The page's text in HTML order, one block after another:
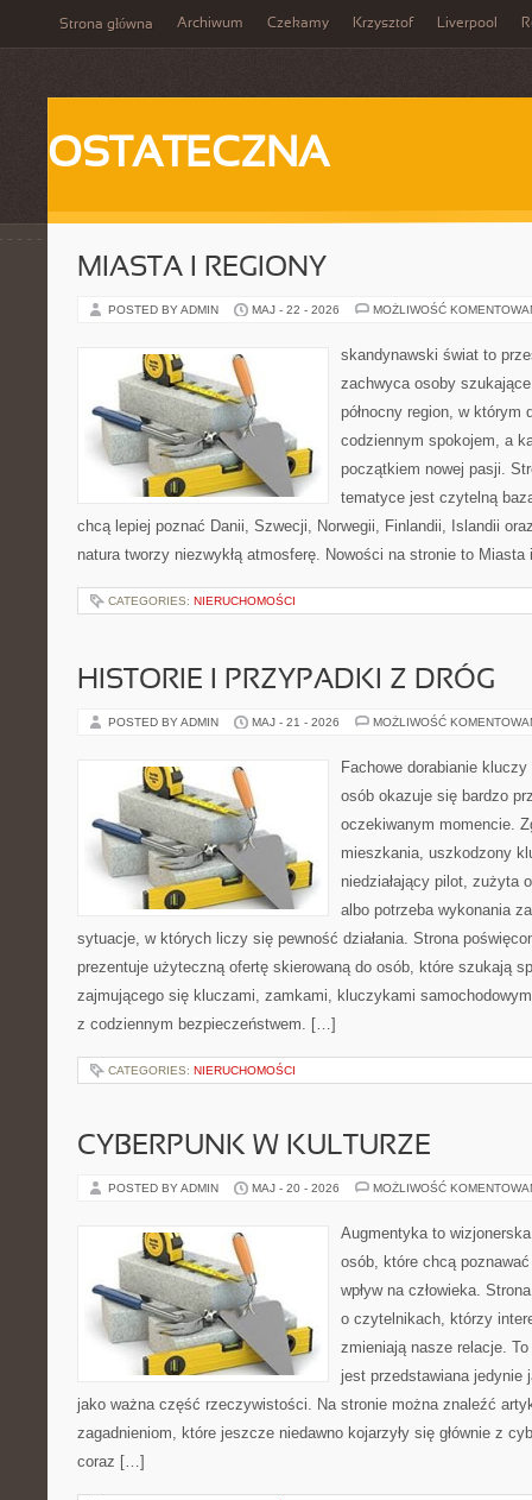
Strona główna Archiwum Czekamy Krzysztof Liverpool
OSTATECZNA
MIASTA I REGIONY
POSTED BY ADMIN MAJ - 22 - 2026 MOŻLIWOŚĆ
skandynawski świat to
zachwyca osoby
północny region, w
codziennym spokojem, a
początkiem nowej pasji.
tematyce jest czytelną
chcą lepiej poznać Danii, Szwecji, Norwegii, Finlandii, Islandii
natura tworzy niezwykłą atmosferę. Nowości na stronie to
CATEGORIES: NIERUCHOMOŚCI
HISTORIE I PRZYPADKI Z DRÓG
POSTED BY ADMIN MAJ - 21 - 2026 MOŻLIWOŚĆ
Fachowe dorabianie
osób okazuje się bardzo
oczekiwanym momencie.
mieszkania, uszkodzony
niedziałający pilot, zużyta
albo potrzeba wykonania
sytuacje, w których liczy się pewność działania. Strona
prezentuje użyteczną ofertę skierowaną do osób, które szukają
zajmującego się kluczami, zamkami, kluczykami
z codziennym bezpieczeństwem. […]
CATEGORIES: NIERUCHOMOŚCI
CYBERPUNK W KULTURZE
POSTED BY ADMIN MAJ - 20 - 2026 MOŻLIWOŚĆ
Augmentyka to
osób, które chcą
wpływ na człowieka.
o czytelnikach, którzy
zmieniają nasze relacje.
jest przedstawiana jedynie
jako ważna część rzeczywistości. Na stronie można znaleźć
zagadnieniom, które jeszcze niedawno kojarzyły się głównie z
coraz […]